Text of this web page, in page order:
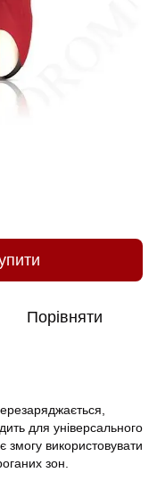
Порівняти
для універсального
змогу використовувати
зон.